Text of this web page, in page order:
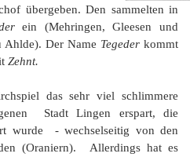
übergeben. Den sammelten in
ein (Mehringen, Gleesen und
Ahlde). Der Name Tegeder kommt
Zehnt.
das sehr viel schlimmere
Stadt Lingen erspart, die
wurde - wechselseitig von den
(Oraniern). Allerdings hat es